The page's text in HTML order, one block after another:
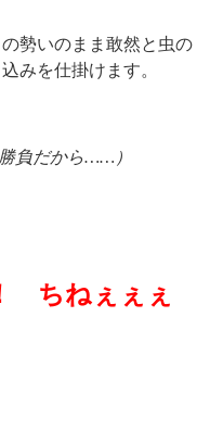
勢いのまま敢然と虫の
みを仕掛けます。
負だから……）
ちねぇぇぇ